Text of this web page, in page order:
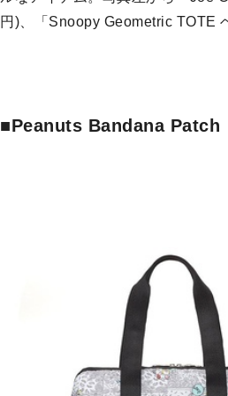
円)、「Snoopy Geometric TOTE
■Peanuts Bandana Patch